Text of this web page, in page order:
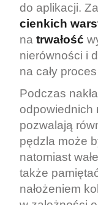
do aplikacji.
cienkich
na trwałość
nierówności i
na cały
Podczas
odpowiednich
pozwalają
pędzla może
natomiast
także
nałożeniem